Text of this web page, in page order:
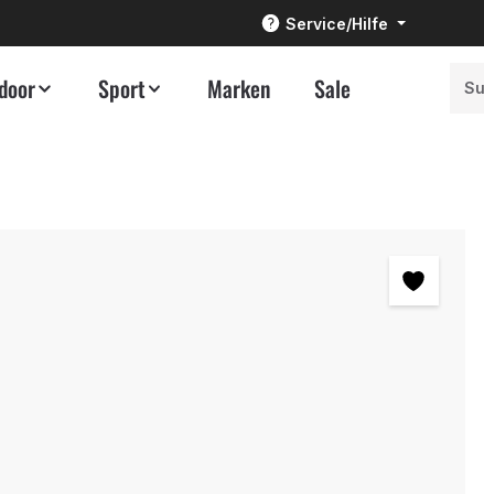
Service/Hilfe
Sport Marken Sale